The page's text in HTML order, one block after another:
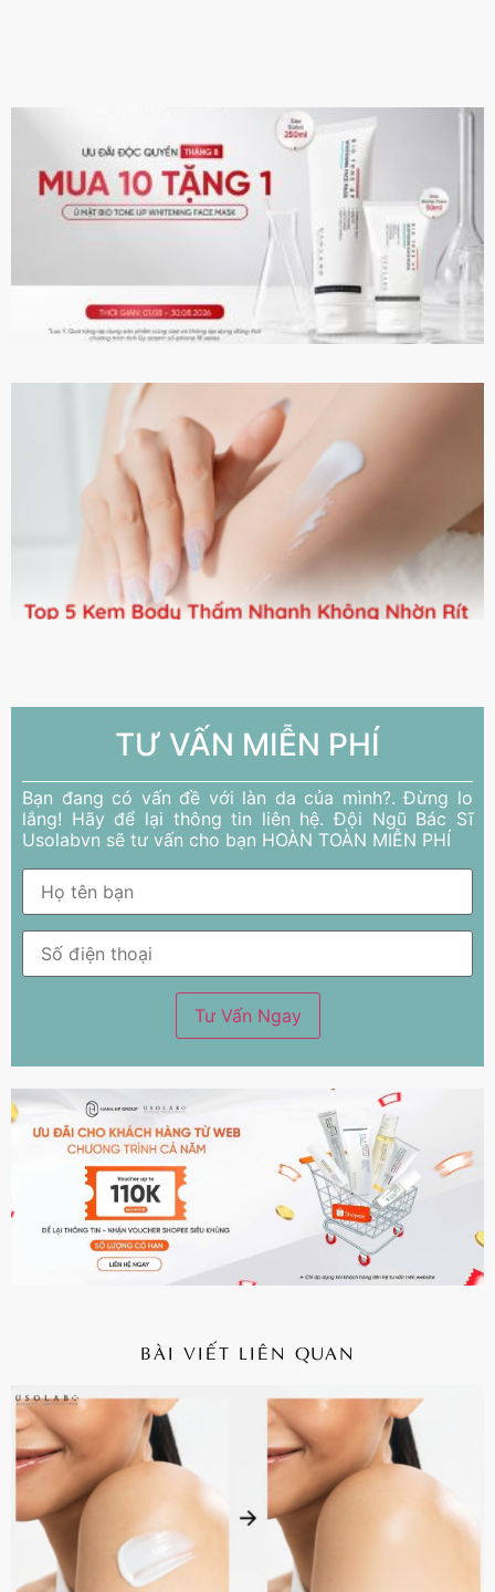
TƯ VẤN MIỄN PHÍ
Bạn đang có vấn đề với làn da của mình?. Đừng lo
lắng! Hãy để lại thông tin liên hệ. Đội Ngũ Bác Sĩ
Usolabvn sẽ tư vấn cho bạn HOÀN TOÀN MIỄN PHÍ
BÀI VIẾT LIÊN QUAN